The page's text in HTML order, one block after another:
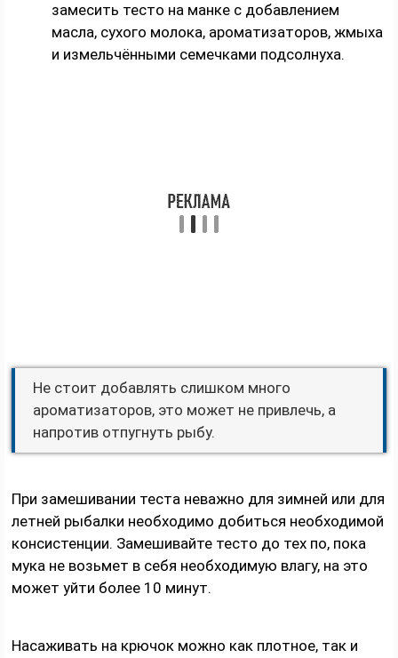
замесить тесто на манке с добавлением
масла, сухого молока, ароматизаторов, жмыха
и измельчёнными семечками подсолнуха.
Не стоит добавлять слишком много
ароматизаторов, это может не привлечь, а
напротив отпугнуть рыбу.
При замешивании теста неважно для зимней или для
летней рыбалки необходимо добиться необходимой
консистенции. Замешивайте тесто до тех по, пока
мука не возьмет в себя необходимую влагу, на это
может уйти более 10 минут.
Насаживать на крючок можно как плотное, так и